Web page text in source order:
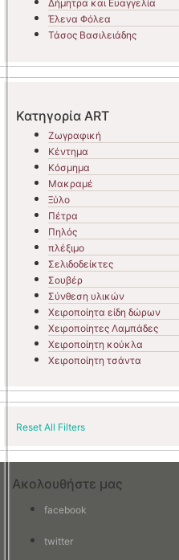
Δήμητρα και Ευαγγελία
Έλενα Φόλεα
Τάσος Βασιλειάδης
Κατηγορία ART
Ζωγραφική
Κέντημα
Κόσμημα
Μακραμέ
Ξύλο
Πέτρα
Πηλός
πλέξιμο
Σελιδοδείκτες
Σουβέρ
Σύνθεση υλικών
Χειροποίητα είδη δώρων
Χειροποίητες Λαμπάδες
Χειροποίητη κούκλα
Χειροποίητη τσάντα
Reset All Filters
Ακολουθήστε μας
facebook
twitter